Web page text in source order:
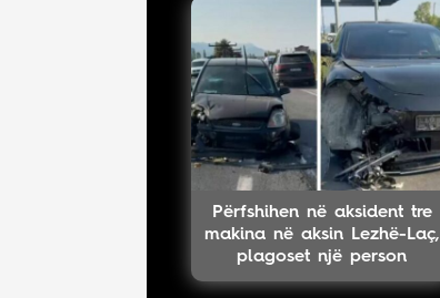
Përfshihen në aksident tre
makina në aksin Lezhë-Laç,
plagoset një person